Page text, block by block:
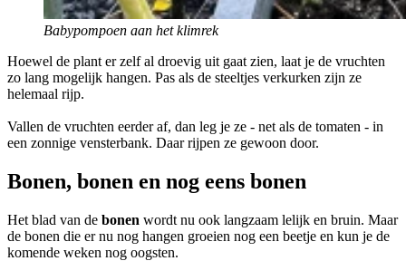
Babypompoen aan het klimrek
Hoewel de plant er zelf al droevig uit gaat zien, laat je de vruchten
zo lang mogelijk hangen. Pas als de steeltjes verkurken zijn ze
helemaal rijp.
Vallen de vruchten eerder af, dan leg je ze - net als de tomaten - in
een zonnige vensterbank. Daar rijpen ze gewoon door.
Bonen, bonen en nog eens bonen
Het blad van de bonen wordt nu ook langzaam lelijk en bruin. Maar
de bonen die er nu nog hangen groeien nog een beetje en kun je de
komende weken nog oogsten.